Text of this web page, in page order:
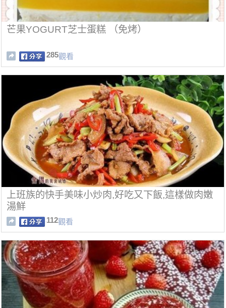
芒果YOGURT芝士蛋糕 （免烤）
285觀看
上班族的快手美味小炒肉,好吃又下飯,這樣做肉嫩
湯鮮
112觀看